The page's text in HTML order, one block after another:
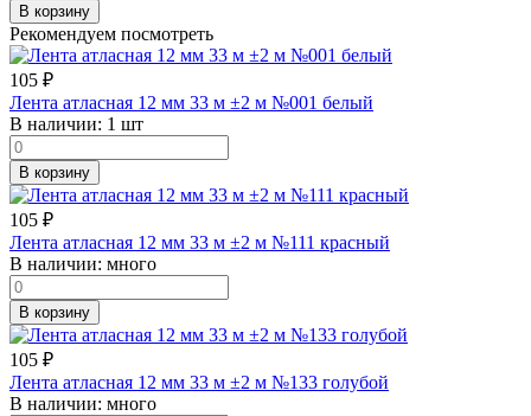
В корзину
Рекомендуем посмотреть
105 ₽
Лента атласная 12 мм 33 м ±2 м №001 белый
В наличии: 1 шт
В корзину
105 ₽
Лента атласная 12 мм 33 м ±2 м №111 красный
В наличии: много
В корзину
105 ₽
Лента атласная 12 мм 33 м ±2 м №133 голубой
В наличии: много